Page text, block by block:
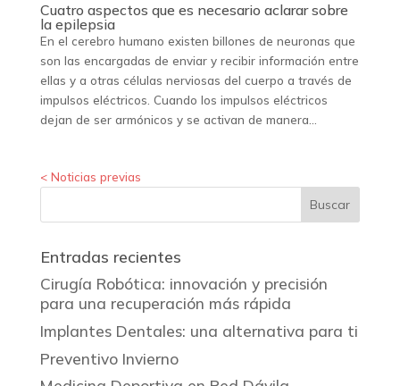
Cuatro aspectos que es necesario aclarar sobre
la epilepsia
En el cerebro humano existen billones de neuronas que
son las encargadas de enviar y recibir información entre
ellas y a otras células nerviosas del cuerpo a través de
impulsos eléctricos. Cuando los impulsos eléctricos
dejan de ser armónicos y se activan de manera...
« Entradas más antiguas
Entradas recientes
Cirugía Robótica: innovación y precisión
para una recuperación más rápida
Implantes Dentales: una alternativa para ti
Preventivo Invierno